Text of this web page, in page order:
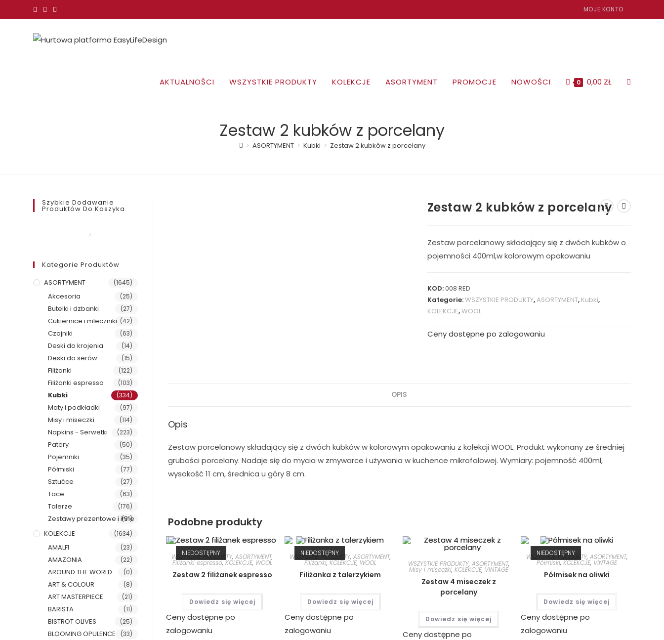
treści
MOJE KONTO
AKTUALNOŚCI WSZYSTKIE PRODUKTY KOLEKCJE ASORTYMENT PROMOCJE NOWOŚCI 0 0,00 ZŁ TOGGLE
Zestaw 2 kubków z porcelany
> ASORTYMENT > Kubki > Zestaw 2 kubków z porcelany
Zestaw 2 kubków z porcelany
Zestaw porcelanowy składający się z dwóch kubków o
pojemności 400ml,w kolorowym opakowaniu
KOD:008 RED
Kategorie:WSZYSTKIE PRODUKTY,ASORTYMENT, Kubki,
KOLEKCJE,WOOL
Ceny dostępne po zalogowaniu
OPIS
Opis
Zestaw porcelanowy składający się z dwóch kubków w kolorowym opakowaniu z kolekcji WOOL. Produkt wykonany ze średniej
grubości porcelany. Nadaje się do mycia w zmywarce i używania w kuchence mikrofalowej. Wymiary: pojemność 400ml,
wysokość 11 cm, średnica u góry 8 cm.
Podobne produkty
NIEDOSTĘPNY
WSZYSTKIE PRODUKTY,ASORTYMENT,
Filiżanki espresso,KOLEKCJE, WOOL
Zestaw 2 filiżanek espresso
Dowiedz się więcej
Ceny dostępne po
zalogowaniu
NIEDOSTĘPNY
WSZYSTKIE PRODUKTY,ASORTYMENT,
Filiżanki,KOLEKCJE, WOOL
Filiżanka z talerzykiem
Dowiedz się więcej
Ceny dostępne po
zalogowaniu
WSZYSTKIE PRODUKTY, ASORTYMENT,
Misy i miseczki, KOLEKCJE, VINTAGE
Zestaw 4 miseczek z
porcelany
Dowiedz się więcej
Ceny dostępne po
NIEDOSTĘPNY
WSZYSTKIE PRODUKTY, ASORTYMENT,
Półmiski,KOLEKCJE, VINTAGE
Półmisek na oliwki
Dowiedz się więcej
Ceny dostępne po
zalogowaniu
Szybkie Dodawanie
Produktów Do Koszyka
Kategorie Produktów
ASORTYMENT
(1645)
Akcesoria (25)
Butelki i dzbanki (27)
Cukiernice i mleczniki (42)
Czajniki (63)
Deski do krojenia (14)
Deski do serów (15)
Filiżanki (122)
Filiżanki espresso (103)
Kubki (334)
Maty i podkładki (97)
Misy i miseczki (114)
Napkins - Serwetki (223)
Patery (50)
Pojemniki (35)
Półmiski (77)
Sztućce (27)
Tace (63)
Talerze (176)
Zestawy prezentowe i inne
(51)
KOLEKCJE (1634)
AMALFI (23)
AMAZONIA (22)
AROUND THE WORLD (0)
ART & COLOUR (8)
ART MASTERPIECE (21)
BARISTA (11)
BISTROT OLIVES (25)
BLOOMING OPULENCE (33)